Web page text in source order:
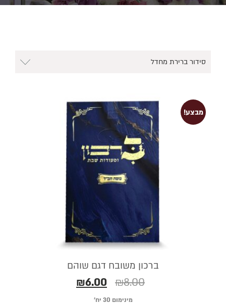
מבצע!
ברכון משובח דגם שוהם
₪8.00
₪6.00
מינימום 30 יח׳